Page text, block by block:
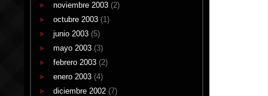
noviembre 2003 (2)
octubre 2003 (1)
junio 2003 (5)
mayo 2003 (3)
febrero 2003 (2)
enero 2003 (4)
diciembre 2002 (7)